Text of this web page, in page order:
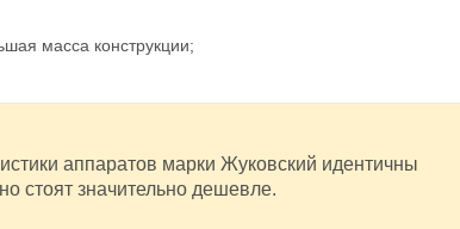
масса конструкции;
аппаратов марки Жуковский идентичны
стоят значительно дешевле.